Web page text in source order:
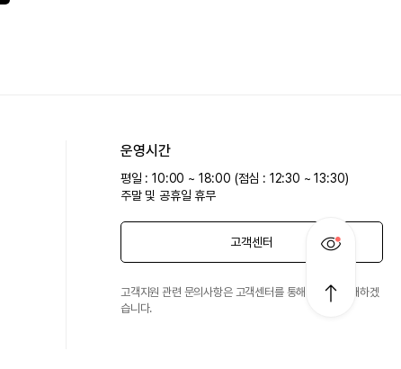
운영시간
평일 : 10:00 ~ 18:00 (점심 : 12:30 ~ 13:30)
주말 및 공휴일 휴무
고객센터
고객지원 관련 문의사항은 고객센터를 통해 친절히 안내하겠
습니다.